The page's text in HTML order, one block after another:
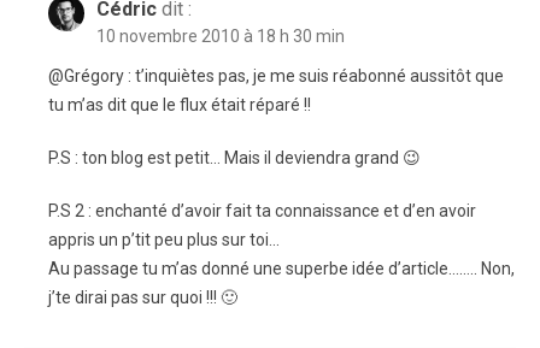
Cédric dit :
10 novembre 2010 à 18 h 30 min
@Grégory : t’inquiètes pas, je me suis réabonné aussitôt que
tu m’as dit que le flux était réparé !!
P.S : ton blog est petit… Mais il deviendra grand 😉
P.S 2 : enchanté d’avoir fait ta connaissance et d’en avoir
appris un p’tit peu plus sur toi…
Au passage tu m’as donné une superbe idée d’article…….. Non,
j’te dirai pas sur quoi !!! 🙂